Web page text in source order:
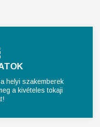
helyi szakemberek
a kivételes tokaji